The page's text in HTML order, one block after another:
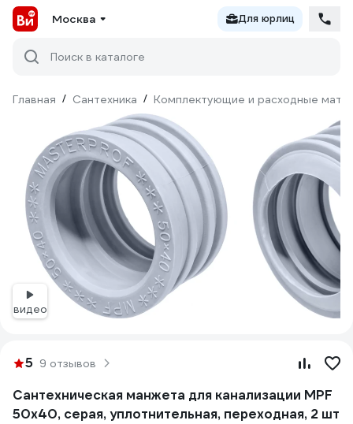
Москва Для юрлиц
Поиск в каталоге
Главная / Сантехника / Комплектующие и расходные
видео
5 9 отзывов
Сантехническая манжета для канализации MPF
50x40, серая, уплотнительная, переходная, 2 шт